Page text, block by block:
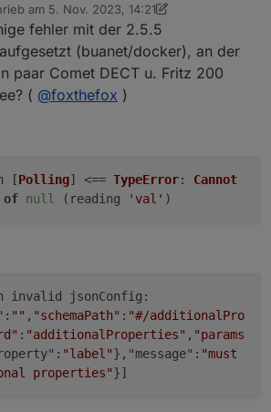
am 5. Nov. 2023, 14:21
editiert von wollerosekaufe
fehler mit der 2.5.5
(buanet/docker), an der
paar Comet DECT u. Fritz 200
( @foxthefox )
[Polling] <== TypeError: Cannot
of null (reading 'val' )
invalid jsonConfig:
"" , "schemaPath" : "#/additionalPro
: "additionalProperties" , "params
"label"},"message": "must
properties"}]